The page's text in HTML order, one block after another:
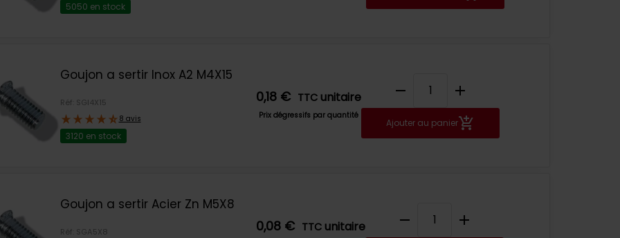
5050 en stock
Goujon a sertir Inox A2 M4X15
Réf: SGI4X15
8 avis
3120 en stock
0,18 € TTC unitaire
Prix dégressifs par quantité
remove add
Ajouter au panier
Goujon a sertir Acier Zn M5X8
Réf: SGA5X8 0,08 € TTC unitaire remove add